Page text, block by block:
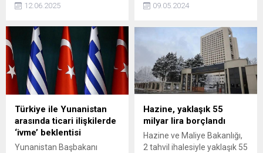
artıran iş insanı Atakan
gerçekleştirilecek genel
kurul öncesinde yönetim
kurulu üyeliğine aday
olduğunu açıkladı.Konuya
ilişkin yazılı bir açıklama
yapan Öztiryaki, Pay
sahiplerinin öneri ve
taleplerine kulak vererek, bu
süreçte yönetimde yer
12.06.2025
artırılmasını da içeren kanun
09.05.2024
Türkiye ile Yunanistan
arasında ticari ilişkilerde
‘ivme’ beklentisi
Yunanistan Başbakanı
Hazine, yaklaşık 55
milyar lira borçlandı
Hazine ve Maliye Bakanlığı,
2 tahvil ihalesiyle yaklaşık 55